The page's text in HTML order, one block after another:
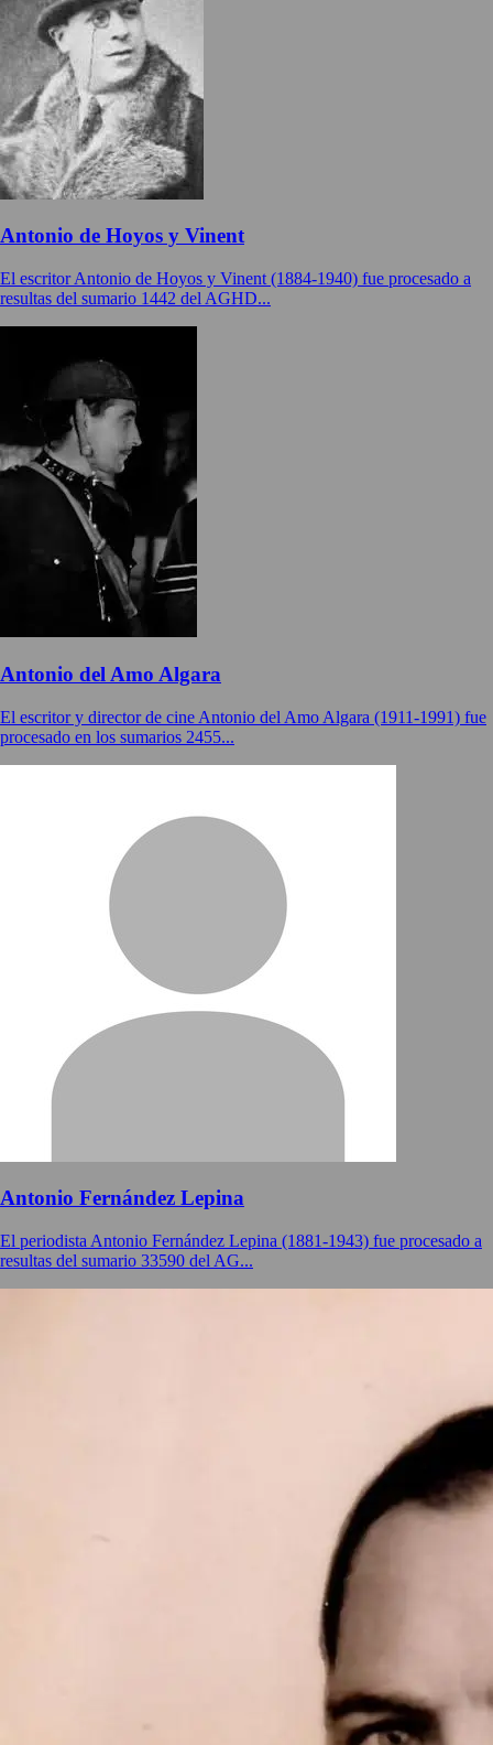
Antonio de Hoyos y Vinent
El escritor Antonio de Hoyos y Vinent (1884-1940) fue procesado a
resultas del sumario 1442 del AGHD...
Antonio del Amo Algara
El escritor y director de cine Antonio del Amo Algara (1911-1991) fue
procesado en los sumarios 2455...
Antonio Fernández Lepina
El periodista Antonio Fernández Lepina (1881-1943) fue procesado a
resultas del sumario 33590 del AG...